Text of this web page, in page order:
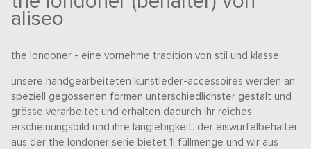
aliseo
the londoner - eine vornehme tradition von stil und klasse.
unsere handgearbeiteten kunstleder-accessoires werden an
speziell gegossenen formen unterschiedlichster gestalt und
grösse verarbeitet und erhalten dadurch ihr reiches
erscheinungsbild und ihre langlebigkeit. der eiswürfelbehälter
aus der the londoner serie bietet 1l füllmenge und wir aus